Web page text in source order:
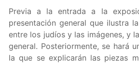
Previa a la entrada a la
presentación general que ilustra
entre los judíos y las imágenes, y
general. Posteriormente, se hará
la que se explicarán las piezas